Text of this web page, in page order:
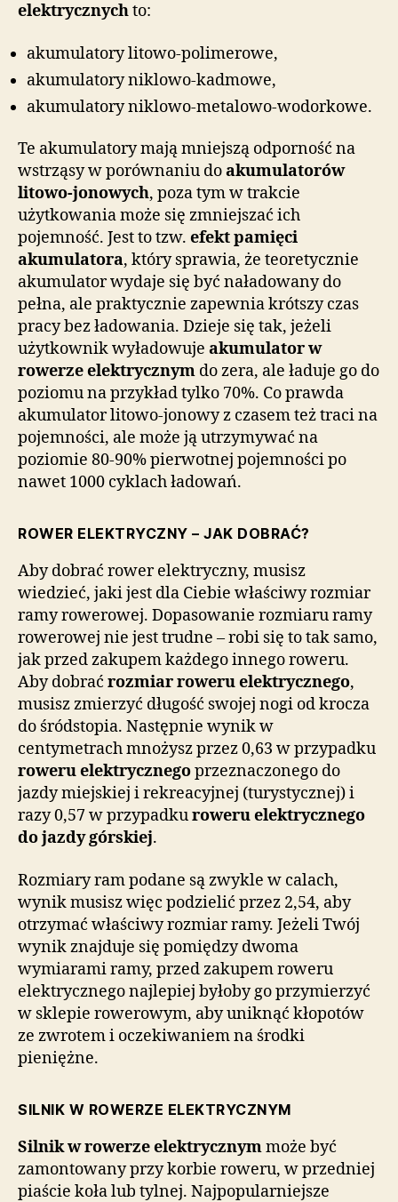
elektrycznychto:
akumulatory litowo-polimerowe,
akumulatory niklowo-kadmowe,
akumulatory niklowo-metalowo-wodorkowe.
Te akumulatory mają mniejszą odporność na
wstrząsy w porównaniu doakumulatorów
litowo-jonowych, poza tym w trakcie
użytkowania może się zmniejszać ich
pojemność. Jest to tzw. efekt pamięci
akumulatora, który sprawia, że teoretycznie
akumulator wydaje się być naładowany do
pełna, ale praktycznie zapewnia krótszy czas
pracy bez ładowania. Dzieje się tak, jeżeli
użytkownik wyładowuje akumulator w
rowerze elektrycznym do zera, ale ładuje go do
poziomu na przykład tylko 70%. Co prawda
akumulator litowo-jonowy z czasem też traci na
pojemności, ale może ją utrzymywać na
poziomie 80-90% pierwotnej pojemności po
nawet 1000 cyklach ładowań.
ROWER ELEKTRYCZNY – JAK DOBRAĆ?
Aby dobrać rower elektryczny, musisz
wiedzieć, jaki jest dla Ciebie właściwy rozmiar
ramy rowerowej. Dopasowanie rozmiaru ramy
rowerowej nie jest trudne – robi się to tak samo,
jak przed zakupem każdego innego roweru.
Aby dobrać rozmiar roweru elektrycznego,
musisz zmierzyć długość swojej nogi od krocza
do śródstopia. Następnie wynik w
centymetrach mnożysz przez 0,63 w przypadku
roweru elektrycznegoprzeznaczonego do
jazdy miejskiej i rekreacyjnej (turystycznej) i
razy 0,57 w przypadkuroweru elektrycznego
do jazdy górskiej.
Rozmiary ram podane są zwykle w calach,
wynik musisz więc podzielić przez 2,54, aby
otrzymać właściwy rozmiar ramy. Jeżeli Twój
wynik znajduje się pomiędzy dwoma
wymiarami ramy, przed zakupem roweru
elektrycznego najlepiej byłoby go przymierzyć
w sklepie rowerowym, aby uniknąć kłopotów
ze zwrotem i oczekiwaniem na środki
pieniężne.
SILNIK W ROWERZE ELEKTRYCZNYM
Silnik w rowerze elektrycznymmoże być
zamontowany przy korbie roweru, w przedniej
piaście koła lub tylnej. Najpopularniejsze